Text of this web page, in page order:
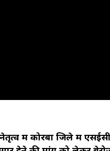
में कोरबा जिले में